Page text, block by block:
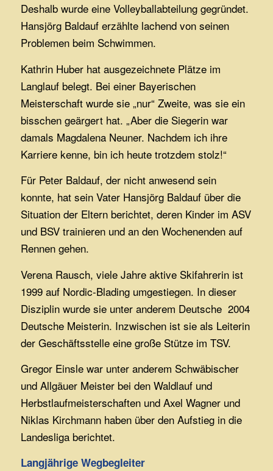
Deshalb wurde eine Volleyballabteilung gegründet.
Hansjörg Baldauf erzählte lachend von seinen
Problemen beim Schwimmen.
Kathrin Huber hat ausgezeichnete Plätze im
Langlauf belegt. Bei einer Bayerischen
Meisterschaft wurde sie „nur“ Zweite, was sie ein
bisschen geärgert hat. „Aber die Siegerin war
damals Magdalena Neuner. Nachdem ich ihre
Karriere kenne, bin ich heute trotzdem stolz!“
Für Peter Baldauf, der nicht anwesend sein
konnte, hat sein Vater Hansjörg Baldauf über die
Situation der Eltern berichtet, deren Kinder im ASV
und BSV trainieren und an den Wochenenden auf
Rennen gehen.
Verena Rausch, viele Jahre aktive Skifahrerin ist
1999 auf Nordic-Blading umgestiegen. In dieser
Disziplin wurde sie unter anderem Deutsche 2004
Deutsche Meisterin. Inzwischen ist sie als Leiterin
der Geschäftsstelle eine große Stütze im TSV.
Gregor Einsle war unter anderem Schwäbischer
und Allgäuer Meister bei den Waldlauf und
Herbstlaufmeisterschaften und Axel Wagner und
Niklas Kirchmann haben über den Aufstieg in die
Landesliga berichtet.
Langjährige Wegbegleiter